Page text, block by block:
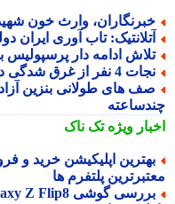
وارث خون
تاب آوری ایران
ادامه دار پرسپولیس
از غرق شدگی در زاینده رود؛ استقرار 90 تیم امدادی
های طولانی بنزین آزاد در
ویژهتک ناک
اپلیکیشن خرید و
پلتفرم ها